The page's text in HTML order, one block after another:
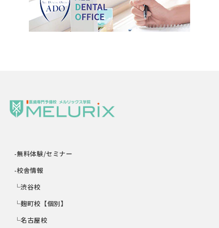
-無料体験/セミナー
-校舎情報
└渋谷校
└麹町校【個別】
└名古屋校